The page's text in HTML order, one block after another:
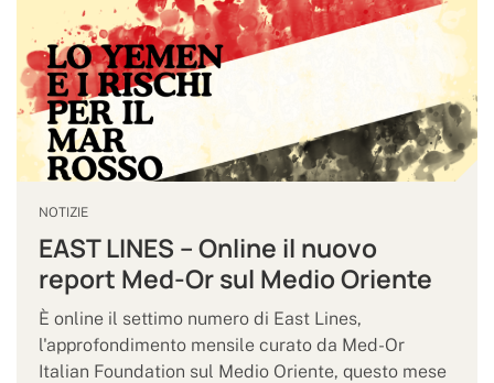
NOTIZIE
EAST LINES – Online il nuovo
report Med-Or sul Medio Oriente
È online il settimo numero di East Lines,
l'approfondimento mensile curato da Med-Or
Italian Foundation sul Medio Oriente, questo mese